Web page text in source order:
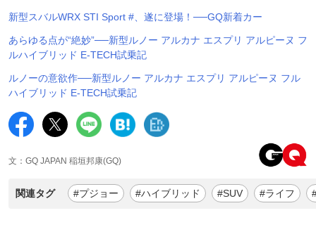
新型スバルWRX STI Sport #、遂に登場！──GQ新着カー
あらゆる点が“絶妙”──新型ルノー アルカナ エスプリ アルピーヌ フ
ルハイブリッド E-TECH試乗記
ルノーの意欲作──新型ルノー アルカナ エスプリ アルピーヌ フル
ハイブリッド E-TECH試乗記
文：GQ JAPAN 稲垣邦康(GQ)
関連タグ #プジョー #ハイブリッド #SUV #ライフ